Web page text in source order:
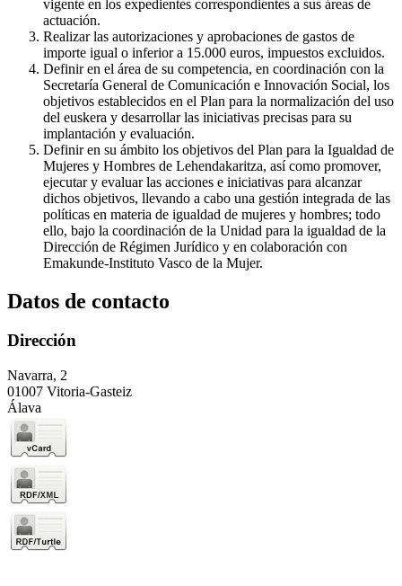
vigente en los expedientes correspondientes a sus áreas de
actuación.
Realizar las autorizaciones y aprobaciones de gastos de
importe igual o inferior a 15.000 euros, impuestos excluidos.
Definir en el área de su competencia, en coordinación con la
Secretaría General de Comunicación e Innovación Social, los
objetivos establecidos en el Plan para la normalización del uso
del euskera y desarrollar las iniciativas precisas para su
implantación y evaluación.
Definir en su ámbito los objetivos del Plan para la Igualdad de
Mujeres y Hombres de Lehendakaritza, así como promover,
ejecutar y evaluar las acciones e iniciativas para alcanzar
dichos objetivos, llevando a cabo una gestión integrada de las
políticas en materia de igualdad de mujeres y hombres; todo
ello, bajo la coordinación de la Unidad para la igualdad de la
Dirección de Régimen Jurídico y en colaboración con
Emakunde-Instituto Vasco de la Mujer.
Datos de contacto
Dirección
Navarra, 2
01007 Vitoria-Gasteiz
Álava